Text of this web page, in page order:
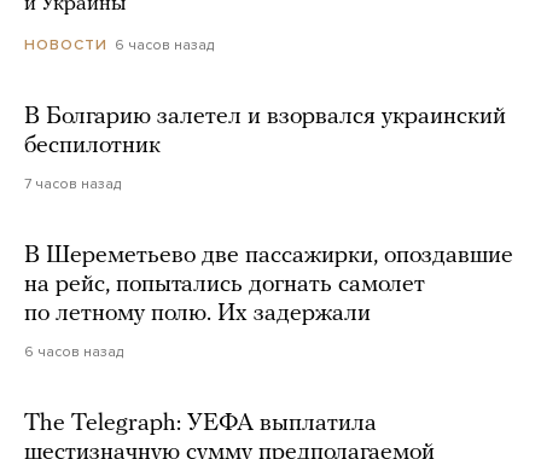
НОВОСТИ 6 часов назад
В Болгарию залетел и взорвался украинский
беспилотник
7 часов назад
В Шереметьево две пассажирки, опоздавшие
на рейс, попытались догнать самолет
по летному полю. Их задержали
6 часов назад
The Telegraph: УЕФА выплатила
шестизначную сумму предполагаемой